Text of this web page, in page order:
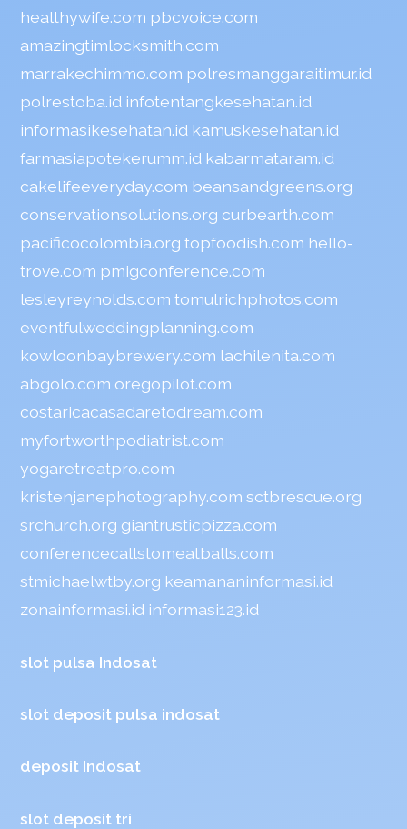
healthywife.com pbcvoice.com
amazingtimlocksmith.com
marrakechimmo.com polresmanggaraitimur.id
polrestoba.id infotentangkesehatan.id
informasikesehatan.id kamuskesehatan.id
farmasiapotekerumm.id kabarmataram.id
cakelifeeveryday.com beansandgreens.org
conservationsolutions.org curbearth.com
pacificocolombia.org topfoodish.com hello-
trove.com pmigconference.com
lesleyreynolds.com tomulrichphotos.com
eventfulweddingplanning.com
kowloonbaybrewery.com lachilenita.com
abgolo.com oregopilot.com
costaricacasadaretodream.com
myfortworthpodiatrist.com
yogaretreatpro.com
kristenjanephotography.com sctbrescue.org
srchurch.org giantrusticpizza.com
conferencecallstomeatballs.com
stmichaelwtby.org keamananinformasi.id
zonainformasi.id informasi123.id
slot pulsa Indosat
slot deposit pulsa indosat
deposit Indosat
slot deposit tri